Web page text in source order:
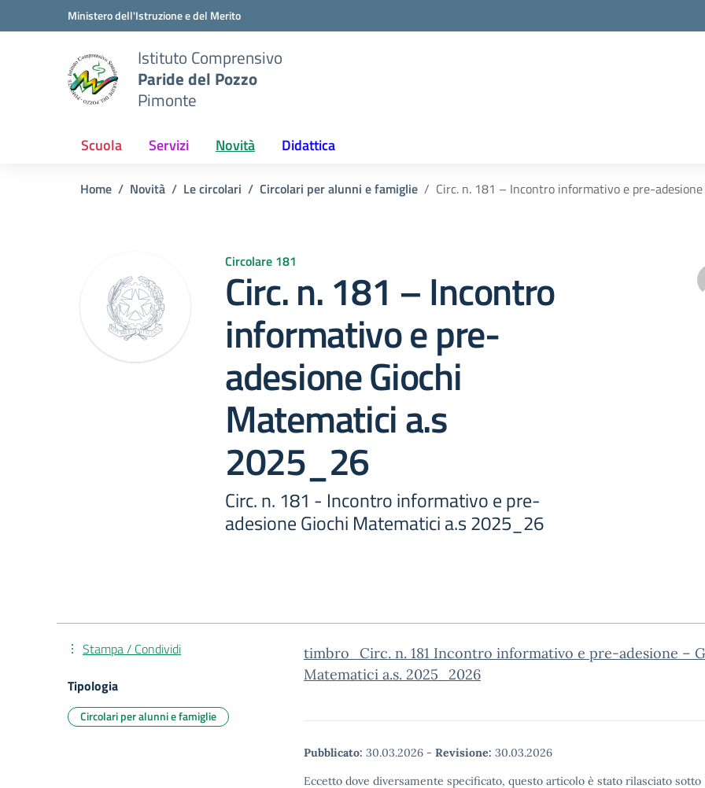
Vai ai contenuti
Vai al menu di navigazioneMinistero dell'Istruzione e del Merito
Istituto Comprensivo
Paride del Pozzo
Pimonte
Scuola Servizi Novità Didattica
Home Novità Le circolari Circolari per alunni e famiglie Circ. n. 181 – Incontro informativo e pre-
Circolare 181
Circ. n. 181 – Incontro
informativo e pre-
adesione Giochi
Matematici a.s
2025_26
Circ. n. 181 - Incontro informativo e pre-
adesione Giochi Matematici a.s 2025_26
timbro_Circ. n. 181 Incontro informativo e pre-adesione –
Matematici a.s. 2025_2026
Pubblicato: 30.03.2026 - Revisione: 30.03.2026
Eccetto dove diversamente specificato, questo articolo è stato rilasciato
Stampa / Condividi
Tipologia
Circolari per alunni e famiglie